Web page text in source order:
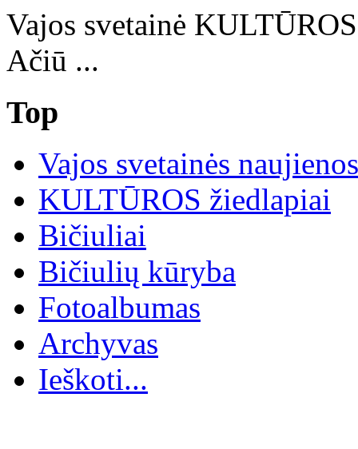
Vajos svetainė
Ačiū ...
Top
Vajos svetainės naujienos
KULTŪROS žiedlapiai
Bičiuliai
Bičiulių kūryba
Fotoalbumas
Archyvas
Ieškoti...